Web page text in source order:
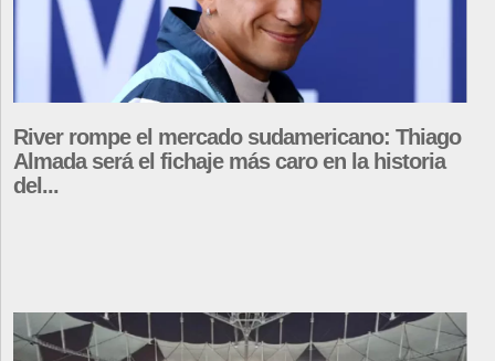
River rompe el mercado sudamericano: Thiago
Almada será el fichaje más caro en la historia
del...